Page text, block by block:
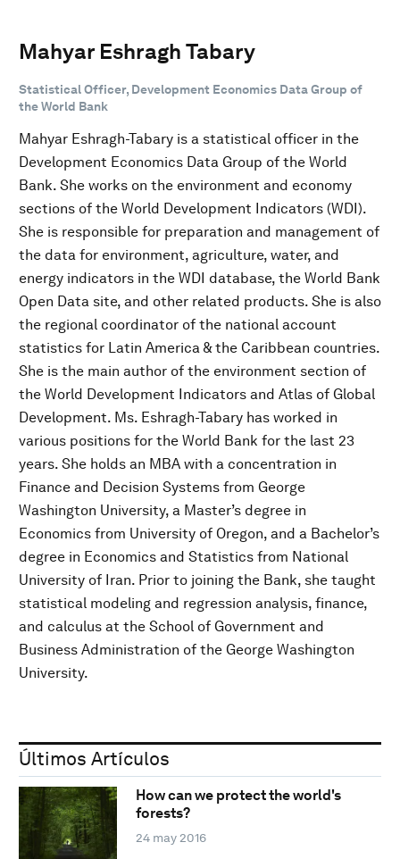
Mahyar Eshragh Tabary
Statistical Officer, Development Economics Data Group of
the World Bank
Mahyar Eshragh-Tabary is a statistical officer in the
Development Economics Data Group of the World
Bank. She works on the environment and economy
sections of the World Development Indicators (WDI).
She is responsible for preparation and management of
the data for environment, agriculture, water, and
energy indicators in the WDI database, the World Bank
Open Data site, and other related products. She is also
the regional coordinator of the national account
statistics for Latin America & the Caribbean countries.
She is the main author of the environment section of
the World Development Indicators and Atlas of Global
Development. Ms. Eshragh-Tabary has worked in
various positions for the World Bank for the last 23
years. She holds an MBA with a concentration in
Finance and Decision Systems from George
Washington University, a Master’s degree in
Economics from University of Oregon, and a Bachelor’s
degree in Economics and Statistics from National
University of Iran. Prior to joining the Bank, she taught
statistical modeling and regression analysis, finance,
and calculus at the School of Government and
Business Administration of the George Washington
University.
Últimos Artículos
How can we protect the world's
forests?
24 may 2016